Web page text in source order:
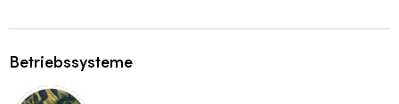
Betriebssysteme